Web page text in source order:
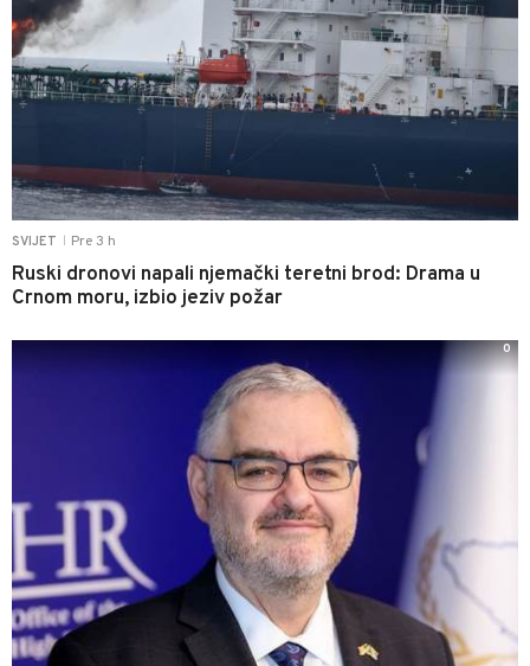
SVIJET Pre 3 h
Ruski dronovi napali njemački teretni brod: Drama u
Crnom moru, izbio jeziv požar
0